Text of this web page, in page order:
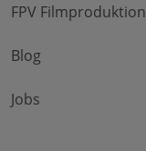
FPV Filmproduktion
Blog
Jobs